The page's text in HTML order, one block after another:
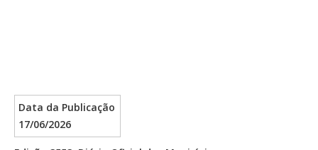
Data da Publicação
17/06/2026